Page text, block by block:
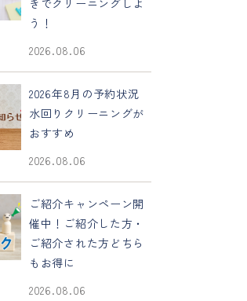
きでクリーニングしよ
う！
2026.08.06
2026年8月の予約状況
水回りクリーニングが
おすすめ
2026.08.06
ご紹介キャンペーン開
催中！ご紹介した方・
ご紹介された方どちら
もお得に
2026.08.06